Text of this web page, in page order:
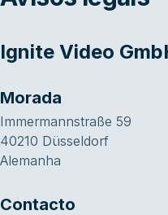
Ignite Video
Morada
Immermannstraße 59
40210 Düsseldorf
Alemanha
Contacto